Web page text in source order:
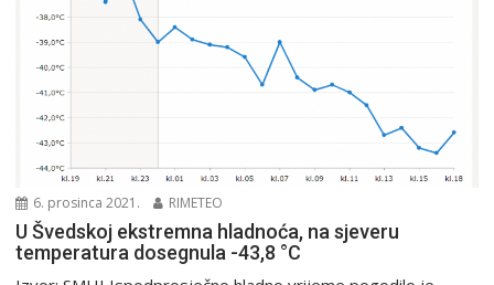
6. prosinca 2021. RIMETEO
U Švedskoj ekstremna hladnoća, na sjeveru
temperatura dosegnula -43,8 °C